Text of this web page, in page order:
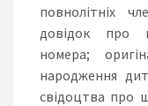
повнолітніх
довідок про
номера;
народження
свідоцтва про